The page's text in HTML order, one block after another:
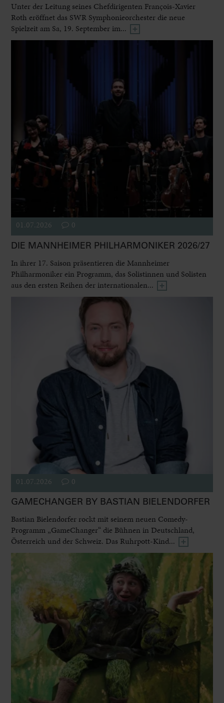
Unter der Leitung seines Chefdirigenten François-Xavier
Roth eröffnet das SWR Symphonieorchester die neue
Spielzeit am Sa, 19. September im...
01.07.2026 0
DIE MANNHEIMER PHILHARMONIKER 2026/27
In ihrer 17. Saison präsentieren die Mannheimer
Philharmoniker ein Programm, das Solistinnen und Solisten
aus den ersten Reihen der internationalen...
01.07.2026 0
GAMECHANGER BY BASTIAN BIELENDORFER
Bastian Bielendorfer rockt mit seinem neuen Comedy-
Programm „GameChanger“ die Bühnen in Deutschland,
Österreich und der Schweiz. Das Ruhrpott-Kind...